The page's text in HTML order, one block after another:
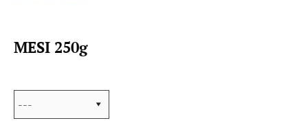
MESI 250g